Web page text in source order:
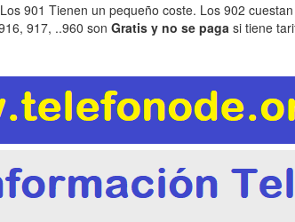
901 Tienen un pequeño coste. Los 902
917, ..960 son Gratis y no se paga si tiene